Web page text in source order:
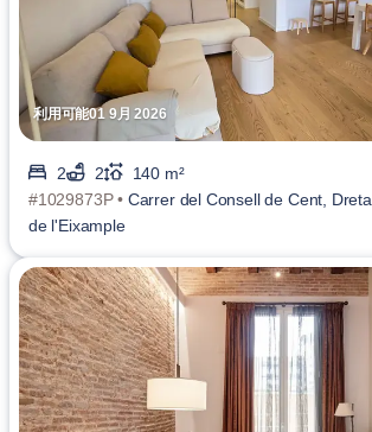
利用可能01 9月 2026
2 2
140 m²
#1029873P • Carrer del Consell de Cent, Dreta
de l'Eixample